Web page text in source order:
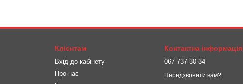
Клієнтам
Вхід до кабінету
Про нас
Контактна інформація
067 737-30-34
Передзвонити вам?